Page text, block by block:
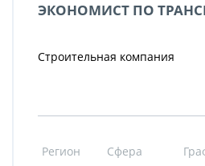
ЭКОНОМИСТ ПО
Строительная компания
Регион Сфера